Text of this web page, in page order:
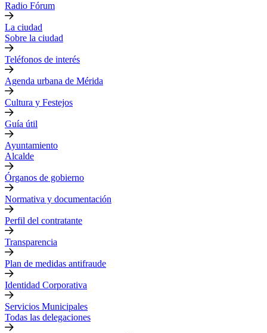
Radio Fórum
La ciudad
Sobre la ciudad
Teléfonos de interés
Agenda urbana de Mérida
Cultura y Festejos
Guía útil
Ayuntamiento
Alcalde
Órganos de gobierno
Normativa y documentación
Perfil del contratante
Transparencia
Plan de medidas antifraude
Identidad Corporativa
Servicios Municipales
Todas las delegaciones